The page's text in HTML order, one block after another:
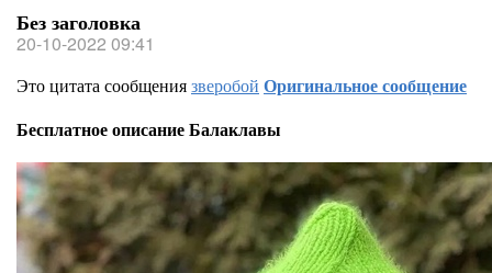
Без заголовка
20-10-2022 09:41
Это цитата сообщениязверобой Оригинальное сообщение
Бесплатное описание Балаклавы